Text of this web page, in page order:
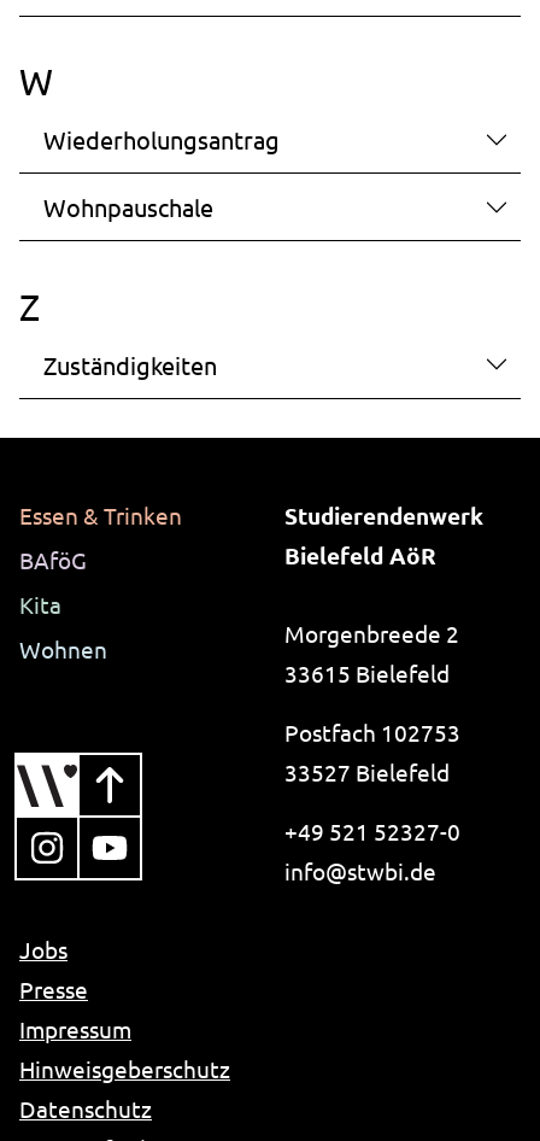
W
Wiederholungsantrag
Wohnpauschale
Z
Zuständigkeiten
Essen & Trinken
BAföG
Kita
Wohnen
Studierendenwerk
Bielefeld AöR
Morgenbreede 2
33615 Bielefeld
Postfach 102753
33527 Bielefeld
+49 521 52327-0
info@i-like-no-spam.
stwbi.de
, öffnet in neuem Tab
, öffnet in neuem Tab
Jobs
Presse
Impressum
Hinweisgeberschutz
Datenschutz